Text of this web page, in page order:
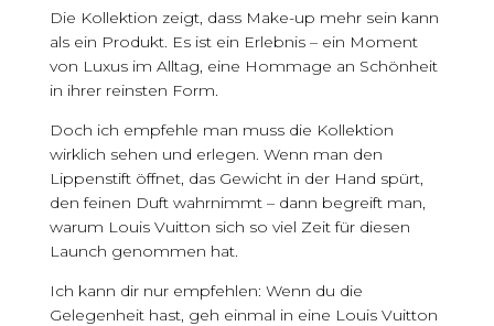
Die Kollektion zeigt, dass Make-up mehr sein kann
als ein Produkt. Es ist ein Erlebnis – ein Moment
von Luxus im Alltag, eine Hommage an Schönheit
in ihrer reinsten Form.
Doch ich empfehle man muss die Kollektion
wirklich sehen und erlegen. Wenn man den
Lippenstift öffnet, das Gewicht in der Hand spürt,
den feinen Duft wahrnimmt – dann begreift man,
warum Louis Vuitton sich so viel Zeit für diesen
Launch genommen hat.
Ich kann dir nur empfehlen: Wenn du die
Gelegenheit hast, geh einmal in eine Louis Vuitton